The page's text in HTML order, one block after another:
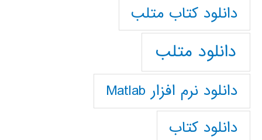
دانلود كتاب متلب
دانلود متلب
دانلود نرم افزار Matlab
دانلود کتاب